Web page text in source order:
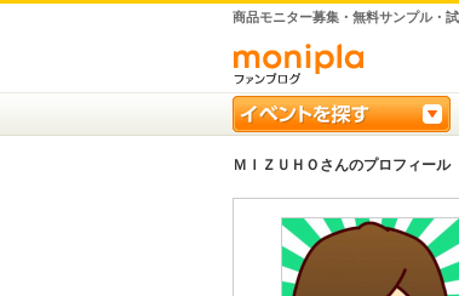
商品モニター募集・無料サンプル・
ＭＩＺＵＨＯさんのプロフィール